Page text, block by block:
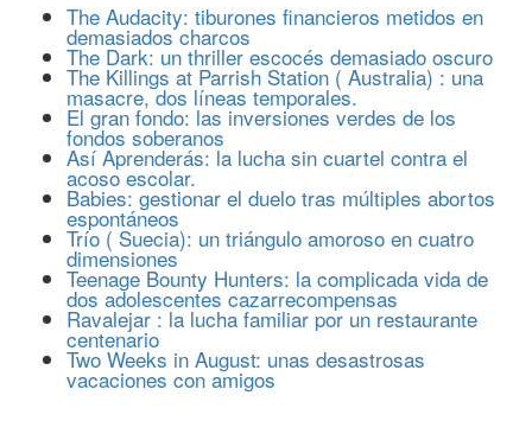
The Audacity: tiburones financieros metidos en
demasiados charcos
The Dark: un thriller escocés demasiado oscuro
The Killings at Parrish Station ( Australia) : una
masacre, dos líneas temporales.
El gran fondo: las inversiones verdes de los
fondos soberanos
Así Aprenderás: la lucha sin cuartel contra el
acoso escolar.
Babies: gestionar el duelo tras múltiples abortos
espontáneos
Trío ( Suecia): un triángulo amoroso en cuatro
dimensiones
Teenage Bounty Hunters: la complicada vida de
dos adolescentes cazarrecompensas
Ravalejar : la lucha familiar por un restaurante
centenario
Two Weeks in August: unas desastrosas
vacaciones con amigos